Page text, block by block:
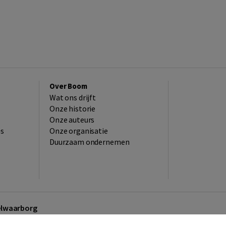
Over Boom
Wat ons drijft
Onze historie
Onze auteurs
Onze organisatie
Duurzaam ondernemen